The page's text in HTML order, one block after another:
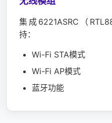
集成6221ASRC（
持：
Wi-Fi STA模式
Wi-Fi AP模式
蓝牙功能